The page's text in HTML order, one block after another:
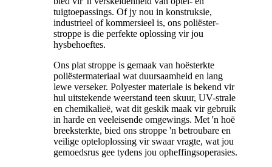
tuigtoepassings. Of jy nou in konstruksie,
industrieel of kommersieel is, ons poliëster-
stroppe is die perfekte oplossing vir jou
hysbehoeftes.
Ons plat stroppe is gemaak van hoësterkte
poliëstermateriaal wat duursaamheid en lang
lewe verseker. Polyester materiale is bekend vir
hul uitstekende weerstand teen skuur, UV-strale
en chemikalieë, wat dit geskik maak vir gebruik
in harde en veeleisende omgewings. Met 'n hoë
breeksterkte, bied ons stroppe 'n betroubare en
veilige opteloplossing vir swaar vragte, wat jou
gemoedsrus gee tydens jou opheffingsoperasies.